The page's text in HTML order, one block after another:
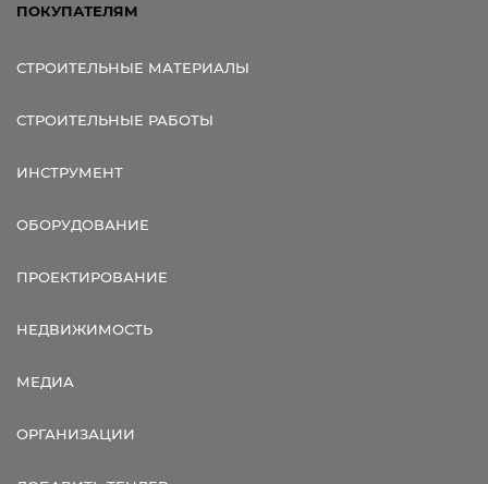
ПОКУПАТЕЛЯМ
СТРОИТЕЛЬНЫЕ МАТЕРИАЛЫ
СТРОИТЕЛЬНЫЕ РАБОТЫ
ИНСТРУМЕНТ
ОБОРУДОВАНИЕ
ПРОЕКТИРОВАНИЕ
НЕДВИЖИМОСТЬ
МЕДИА
ОРГАНИЗАЦИИ